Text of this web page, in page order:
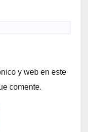
y web en este
comente.